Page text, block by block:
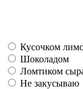
Кусочком
Шоколадом
Ломтиком
Не закусываю